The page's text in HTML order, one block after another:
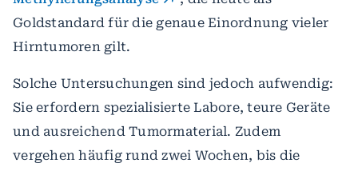
Goldstandard für die genaue Einordnung vieler
Hirntumoren gilt.
Solche Untersuchungen sind jedoch aufwendig:
Sie erfordern spezialisierte Labore, teure Geräte
und ausreichend Tumormaterial. Zudem
vergehen häufig rund zwei Wochen, bis die